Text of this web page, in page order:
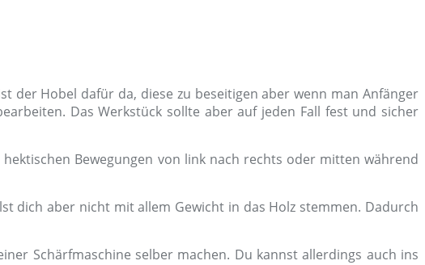
der Hobel dafür da, diese zu beseitigen aber wenn man Anfänger
Das Werkstück sollte aber auf jeden Fall fest und sicher
Bewegungen von link nach rechts oder mitten während
dich aber nicht mit allem Gewicht in das Holz stemmen. Dadurch
Schärfmaschine selber machen. Du kannst allerdings auch ins